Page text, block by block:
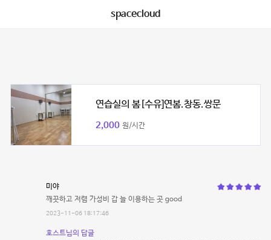
spacecloud
연습실의 봄[수유]연봄.창동.쌍문
2,000 원/시간
미야
깨끗하고 저렴 가성비 갑 늘 이용하는 곳 good
2023-11-06 18:17:46
호스트님의 답글